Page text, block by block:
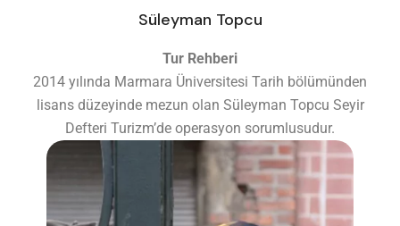
Süleyman Topcu
Tur Rehberi
2014 yılında Marmara Üniversitesi Tarih bölümünden
lisans düzeyinde mezun olan Süleyman Topcu Seyir
Defteri Turizm’de operasyon sorumlusudur.